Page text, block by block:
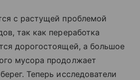
с растущей проблемой
так как переработка
дорогостоящей, а большое
мусора продолжает
Теперь исследователи